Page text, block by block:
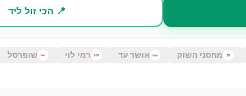
📍 הכי זול ליד
מחסני השוק אושר עד רמי לוי שופרסל